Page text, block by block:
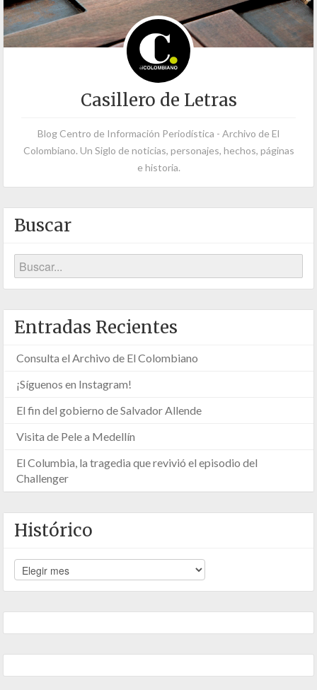
Casillero de Letras
Blog Centro de Información Periodística - Archivo de El
Colombiano. Un Siglo de noticias, personajes, hechos, páginas
e historia.
Buscar
Entradas Recientes
Consulta el Archivo de El Colombiano
¡Síguenos en Instagram!
El fin del gobierno de Salvador Allende
Visita de Pele a Medellín
El Columbia, la tragedia que revivió el episodio del
Challenger
Histórico